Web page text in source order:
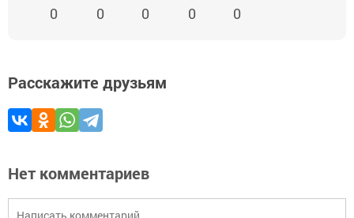
0 0 0 0 0
Расскажите друзьям
Нет комментариев